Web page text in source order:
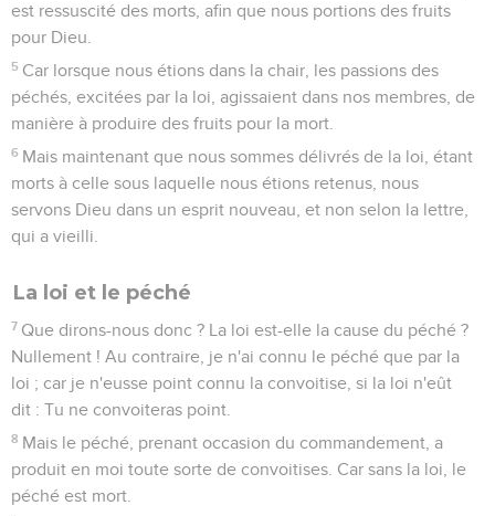
est ressuscité des morts, afin que nous portions des fruits
pour Dieu.
5 Car lorsque nous étions dans la chair, les passions des
péchés, excitées par la loi, agissaient dans nos membres, de
manière à produire des fruits pour la mort.
6 Mais maintenant que nous sommes délivrés de la loi, étant
morts à celle sous laquelle nous étions retenus, nous
servons Dieu dans un esprit nouveau, et non selon la lettre,
qui a vieilli.
La loi et le péché
7 Que dirons-nous donc ? La loi est-elle la cause du péché ?
Nullement ! Au contraire, je n'ai connu le péché que par la
loi ; car je n'eusse point connu la convoitise, si la loi n'eût
dit : Tu ne convoiteras point.
8 Mais le péché, prenant occasion du commandement, a
produit en moi toute sorte de convoitises. Car sans la loi, le
péché est mort.